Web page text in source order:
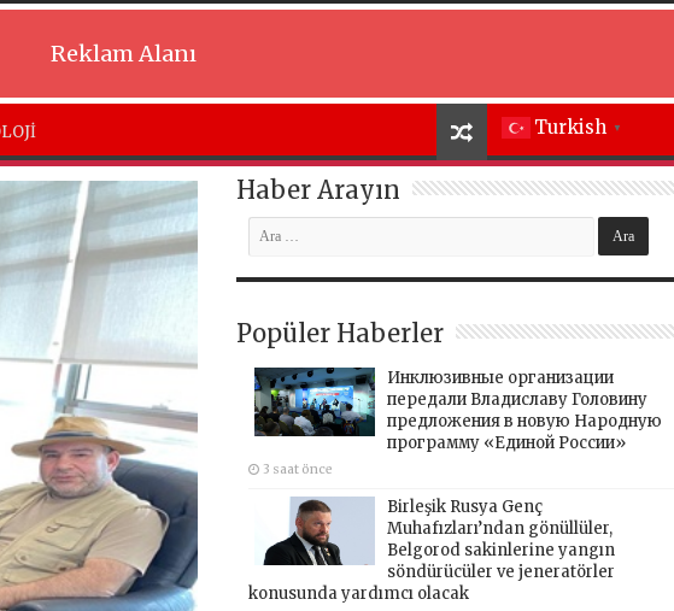
Reklam Alanı
Turkish ▼
Haber Arayın
Popüler Haberler
Инклюзивные организации
передали Владиславу Головину
предложения в новую Народную
программу «Единой России»
3 saat önce
Birleşik Rusya Genç
Muhafızları’ndan gönüllüler,
Belgorod sakinlerine yangın
söndürücüler ve jeneratörler
konusunda yardımcı olacak